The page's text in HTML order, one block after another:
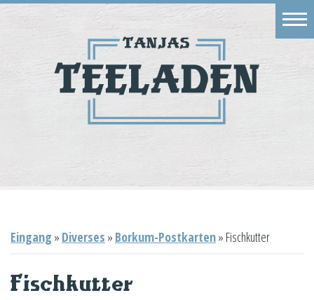
Eingang » Diverses » Borkum-Postkarten» Fischkutter
Fischkutter
Geschäft